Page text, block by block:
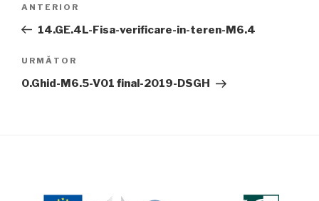
articole
Articolul
anterior
ANTERIOR
14.GE.4L-Fisa-verificare-in-teren-M6.4
Articolul
următor
URMĂTOR
0.Ghid-M6.5-V01 final-2019-DSGH